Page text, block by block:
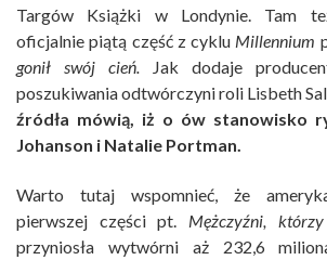
Targów Książki w Londynie. Tam
oficjalnie piątą część z cyklu Millennium
gonił swój cień. Jak dodaje
poszukiwania odtwórczyni roli Lisbeth
źródła mówią, iż o ów stanowisko
Johanson i Natalie Portman.
Warto tutaj wspomnieć, że
pierwszej części pt. Mężczyźni,
przyniosła wytwórni aż 232,6